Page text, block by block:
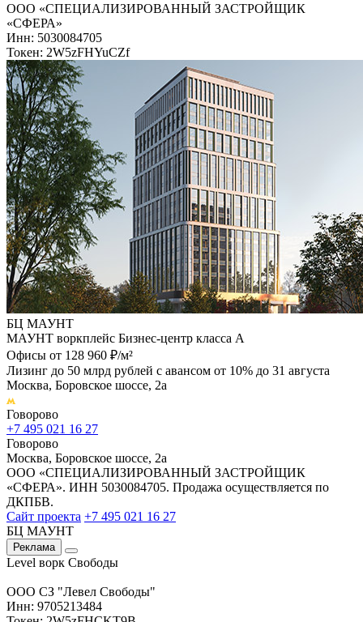
ООО «СПЕЦИАЛИЗИРОВАННЫЙ ЗАСТРОЙЩИК
«СФЕРА»
Инн: 5030084705
Токен: 2W5zFHYuCZf
БЦ МАУНТ
МАУНТ воркплейс Бизнес-центр класса А
Офисы от 128 960 ₽/м²
Лизинг до 50 млрд рублей с авансом от 10% до 31 августа
Москва, Боровское шоссе, 2а
Говорово
+7 495 021 16 27
Говорово
Москва, Боровское шоссе, 2а
ООО «СПЕЦИАЛИЗИРОВАННЫЙ ЗАСТРОЙЩИК
«СФЕРА». ИНН 5030084705. Продажа осуществляется по
ДКПБВ.
Сайт проекта +7 495 021 16 27
БЦ МАУНТ
Реклама
Level ворк Свободы
ООО СЗ "Левел Свободы"
Инн: 9705213484